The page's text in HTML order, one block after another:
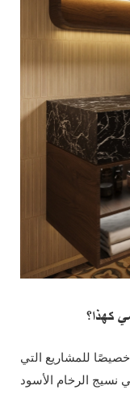
كهذا؟
للمشاريع التي
نسيج الرخام الأسود